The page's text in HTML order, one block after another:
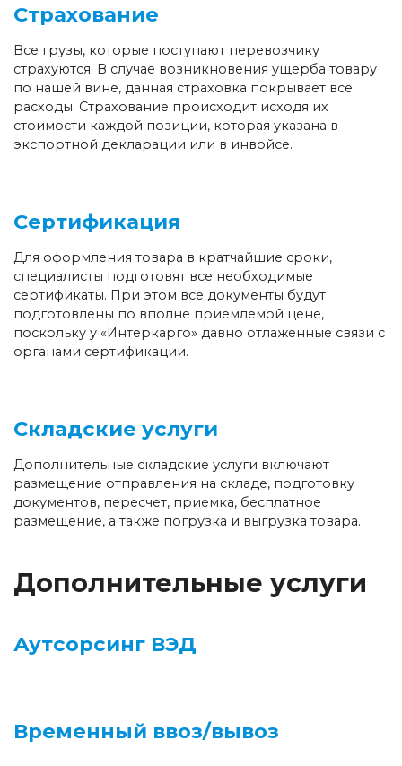
Страхование
Все грузы, которые поступают перевозчику
страхуются. В случае возникновения ущерба товару
по нашей вине, данная страховка покрывает все
расходы. Страхование происходит исходя их
стоимости каждой позиции, которая указана в
экспортной декларации или в инвойсе.
Сертификация
Для оформления товара в кратчайшие сроки,
специалисты подготовят все необходимые
сертификаты. При этом все документы будут
подготовлены по вполне приемлемой цене,
поскольку у «Интеркарго» давно отлаженные связи с
органами сертификации.
Складские услуги
Дополнительные складские услуги включают
размещение отправления на складе, подготовку
документов, пересчет, приемка, бесплатное
размещение, а также погрузка и выгрузка товара.
Дополнительные услуги
Аутсорсинг ВЭД
Временный ввоз/вывоз